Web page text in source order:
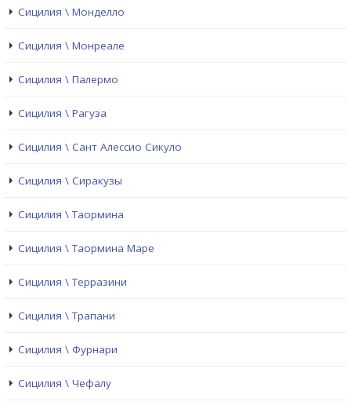
Сицилия \ Монделло
Сицилия \ Монреале
Сицилия \ Палермо
Сицилия \ Рагуза
Сицилия \ Сант Алессио Сикуло
Сицилия \ Сиракузы
Сицилия \ Таормина
Сицилия \ Таормина Маре
Сицилия \ Терразини
Сицилия \ Трапани
Сицилия \ Фурнари
Сицилия \ Чефалу